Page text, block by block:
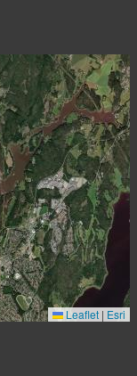
Leaflet | Esri